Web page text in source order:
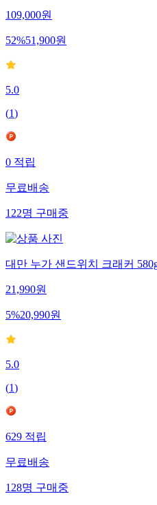
109,000원
52%51,900원
5.0
(1)
0적립
무료배송
122명구매중
대만 누가 샌드위치 크래커
21,990원
5%20,990원
5.0
(1)
629적립
무료배송
128명구매중